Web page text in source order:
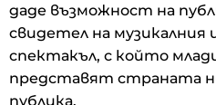
даде възможност на
свидетел на
спектакъл, с който
представят страната
публика.